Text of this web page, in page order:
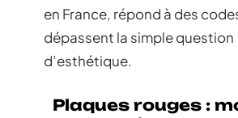
en France, répond à des
dépassent la simple question
d’esthétique.
Plaques rouges :